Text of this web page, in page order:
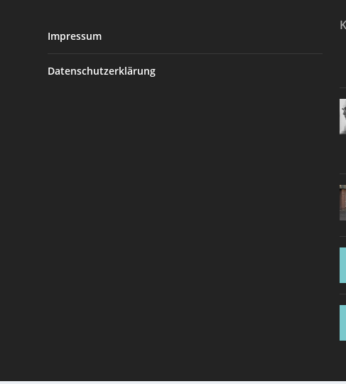
Impressum
Datenschutzerklärung